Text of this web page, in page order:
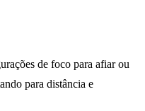
de foco para afiar ou
para distância e